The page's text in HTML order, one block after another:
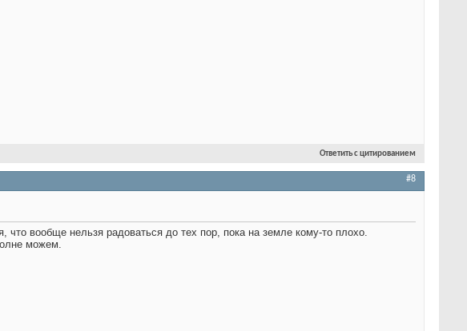
Ответить с цитированием
#8
вообще нельзя радоваться до тех пор, пока на земле кому-то плохо.
можем.